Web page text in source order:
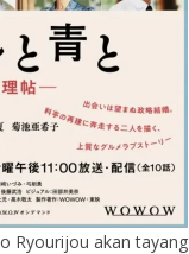
Ryourijou akan tayang